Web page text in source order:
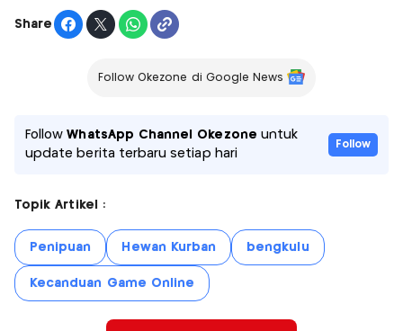
Share
Follow Okezone di Google News
FollowWhatsApp Channel Okezone untuk
update berita terbaru setiap hari
Follow
Topik Artikel :
Penipuan Hewan Kurban bengkulu
Kecanduan Game Online